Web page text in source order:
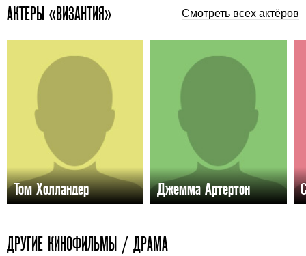
АКТЕРЫ «ВИЗАНТИЯ» Смотреть всех актёров
Том Холландер Джемма Артертон
ДРУГИЕ КИНОФИЛЬМЫ / ДРАМА